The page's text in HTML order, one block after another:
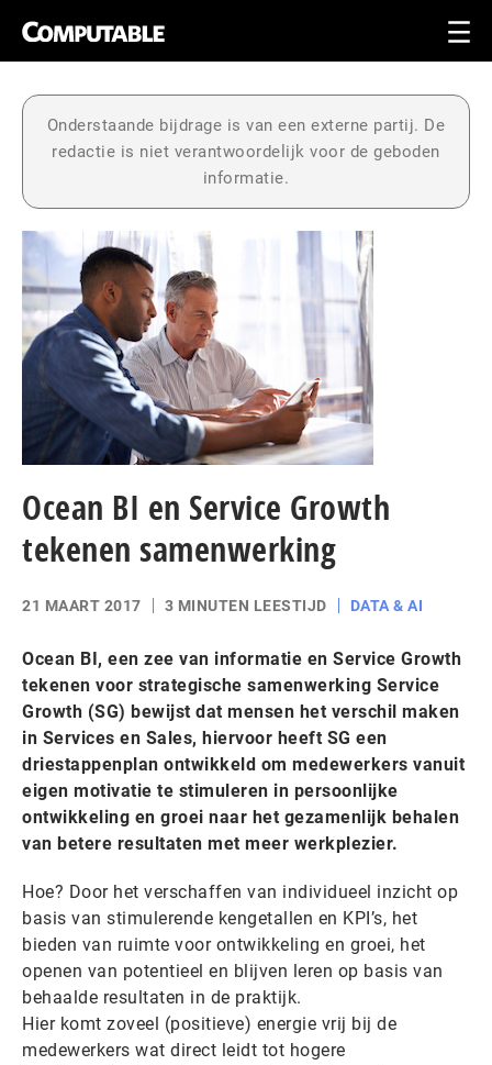
Onderstaande bijdrage is van een externe partij. De
redactie is niet verantwoordelijk voor de geboden
informatie.
Ocean BI en Service Growth
tekenen samenwerking
21 MAART 2017 3 MINUTEN LEESTIJD DATA & AI
Ocean BI, een zee van informatie en Service Growth
tekenen voor strategische samenwerking Service
Growth (SG) bewijst dat mensen het verschil maken
in Services en Sales, hiervoor heeft SG een
driestappenplan ontwikkeld om medewerkers vanuit
eigen motivatie te stimuleren in persoonlijke
ontwikkeling en groei naar het gezamenlijk behalen
van betere resultaten met meer werkplezier.
Hoe? Door het verschaffen van individueel inzicht op
basis van stimulerende kengetallen en KPI’s, het
bieden van ruimte voor ontwikkeling en groei, het
openen van potentieel en blijven leren op basis van
behaalde resultaten in de praktijk.
Hier komt zoveel (positieve) energie vrij bij de
medewerkers wat direct leidt tot hogere